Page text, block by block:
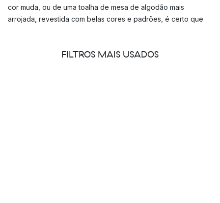
cor muda, ou de uma toalha de mesa de algodão mais
arrojada, revestida com belas cores e padrões, é certo que
Quais são as toalhas de mesa mais
FILTROS MAIS USADOS